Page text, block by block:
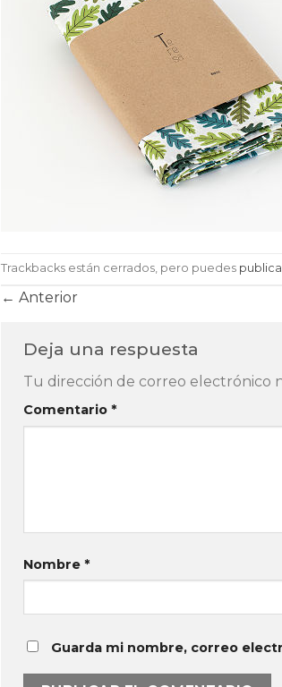
Trackbacks están cerrados, pero puedes
← Anterior
Deja una respuesta
Tu dirección de correo electrónico
Comentario *
Nombre *
Guarda mi nombre, correo